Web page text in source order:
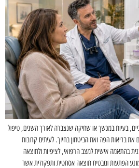
בעיות במנשך או שחיקה שנצברה לאורך השנים, טיפול
את בריאות הפה ואת הביטחון בחיוך. לעיתים קרובות
בהתאמה אישית למצב הרפואי, לציפיות ולתוצאה
הפתעות ומבטיח תוצאה אסתטית ותפקודית אשר